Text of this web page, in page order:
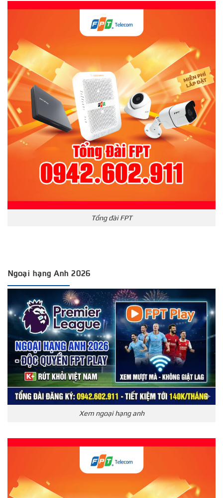
Tổng đài FPT
Ngoại hạng Anh 2026
Xem ngoại hạng anh